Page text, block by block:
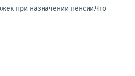
при назначении пенсии.Что